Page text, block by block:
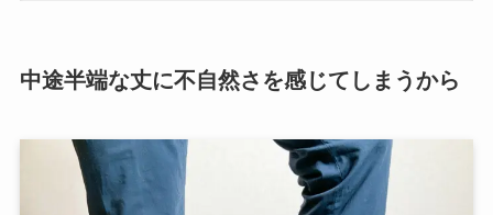
中途半端な丈に不自然さを感じてしまうから